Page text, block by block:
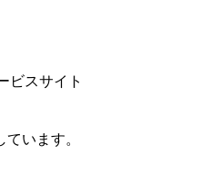
ビスサイト
います。